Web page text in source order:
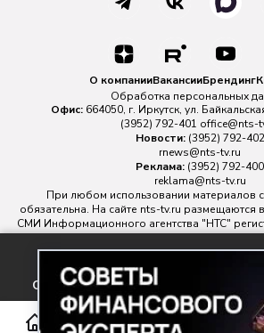
соглашаетесь с правилами
обработки персональных
О компанииВакансииБрендинг
Обработка персональных
Офис: 664050, г. Иркутск, ул.
(3952) 792-401 office@nts-
Новости: (3952) 792-402
rnews@nts-tv.ru
Реклама: (3952) 792-400
reklama@nts-tv.ru
При любом использовании материалов
обязательна. На сайте nts-tv.ru размещаются
СМИ Информационного агентства "НТС"
№ ФС 77 - 88763 зарегистрировано
надзору в сфере связи, информационных
Главный редактор ИА "НТС" Иштулкин